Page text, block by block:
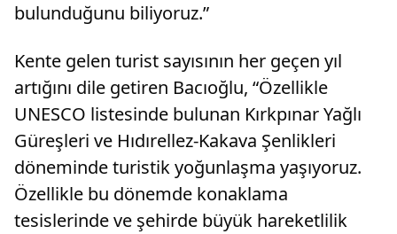
bulunduğunu biliyoruz.”
Kente gelen turist sayısının her geçen yıl
artığını dile getiren Bacıoğlu, “Özellikle
UNESCO listesinde bulunan Kırkpınar Yağlı
Güreşleri ve Hıdırellez-Kakava Şenlikleri
döneminde turistik yoğunlaşma yaşıyoruz.
Özellikle bu dönemde konaklama
tesislerinde ve şehirde büyük hareketlilik